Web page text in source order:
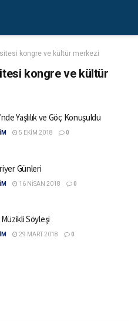
kongre ve kültür merkezi
kongre ve kültür
Yaşlılık ve Göç Konuşuldu
5 EKIM 2018 0
Günleri
16 NISAN 2018 0
Söyleşi
29 MART 2018 0